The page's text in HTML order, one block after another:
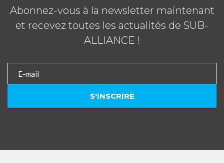
Abonnez-vous à la newsletter maintenant
et recevez toutes les actualités de SUB-
ALLIANCE !